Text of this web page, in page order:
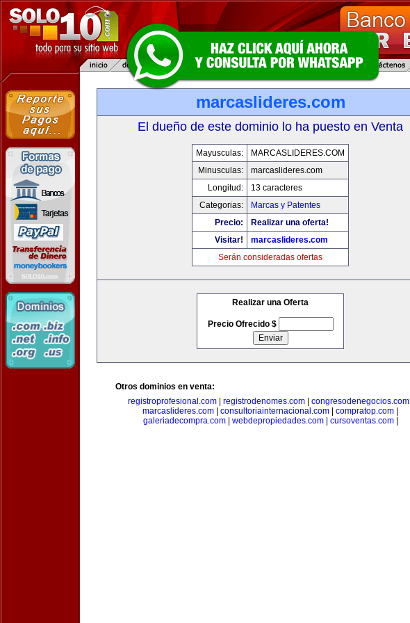
marcaslideres.com
El dueño de este dominio lo ha puesto en Venta
Mayusculas:
MARCASLIDERES.COM
Minusculas:
marcaslideres.com
Longitud:
13 caracteres
Categorias:
Marcas y Patentes
Precio:
Realizar una oferta!
Visitar!
marcaslideres.com
Serán consideradas ofertas
Realizar una Oferta
Precio Ofrecido $
Otros dominios en venta:
registroprofesional.com| registrodenomes.com| congresodenegocios.com|
marcaslideres.com
consultoriainternacional.com compratop.com
galeriadecompra.com| webdepropiedades.com| cursoventas.com|